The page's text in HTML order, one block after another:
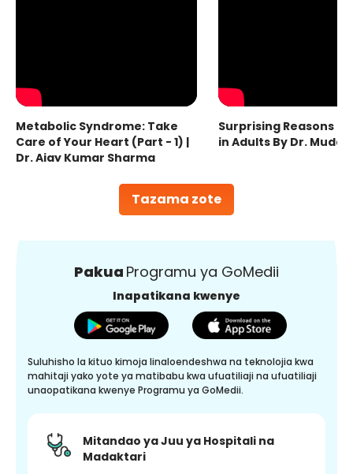
Tazama zote
Metabolic Syndrome: Take
Care of Your Heart (Part - 1) |
Dr. Ajay Kumar Sharma
Surprising Reasons
in Adults By Dr.
Pakua Programu ya GoMedii
Inapatikana kwenye
Suluhisho la kituo kimoja linaloendeshwa na teknolojia kwa
mahitaji yako yote ya matibabu kwa ufuatiliaji na ufuatiliaji
unaopatikana kwenye Programu ya GoMedii.
Mitandao ya Juu ya Hospitali na
Madaktari